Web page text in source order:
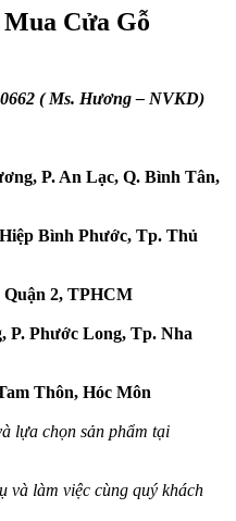
Cửa Gỗ
( Ms. Hương – NVKD)
P. An Lạc, Q. Bình Tân,
Bình Phước, Tp. Thủ
2, TPHCM
P. Phước Long, Tp. Nha
Thôn, Hóc Môn
lựa chọn sản phẩm tại
và làm việc cùng quý khách